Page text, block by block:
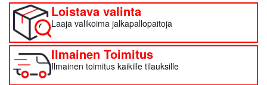
Loistava valinta
Laaja valikoima jalkapallopaitoja
Ilmainen Toimitus
Ilmainen toimitus kaikille tilauksille